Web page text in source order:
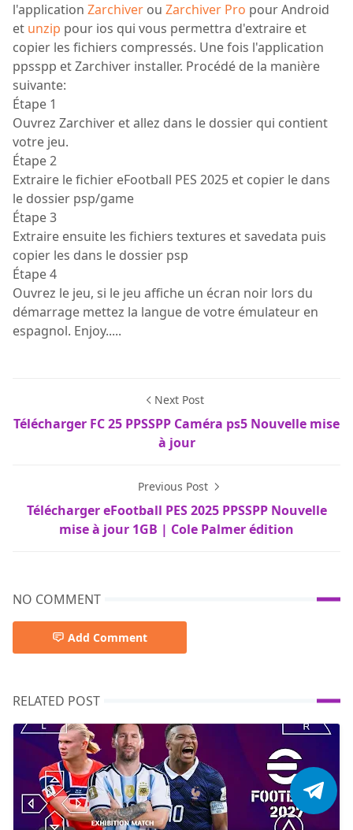
l'application Zarchiver ou Zarchiver Pro pour Android
et unzip pour ios qui vous permettra d'extraire et
copier les fichiers compressés. Une fois l'application
ppsspp et Zarchiver installer. Procédé de la manière
suivante:
Étape 1
Ouvrez Zarchiver et allez dans le dossier qui contient
votre jeu.
Étape 2
Extraire le fichier eFootball PES 2025 et copier le dans
le dossier psp/game
Étape 3
Extraire ensuite les fichiers textures et savedata puis
copier les dans le dossier psp
Étape 4
Ouvrez le jeu, si le jeu affiche un écran noir lors du
démarrage mettez la langue de votre émulateur en
espagnol. Enjoy.....
Next Post
Télécharger FC 25 PPSSPP Caméra ps5 Nouvelle mise
à jour
Previous Post
Télécharger eFootball PES 2025 PPSSPP Nouvelle
mise à jour 1GB | Cole Palmer édition
NO COMMENT
Add Comment
RELATED POST